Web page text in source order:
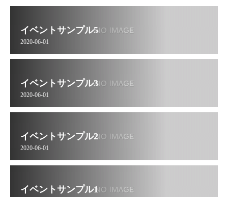
イベントサンプル5
2020-06-01
イベントサンプル3
2020-06-01
イベントサンプル2
2020-06-01
イベントサンプル1